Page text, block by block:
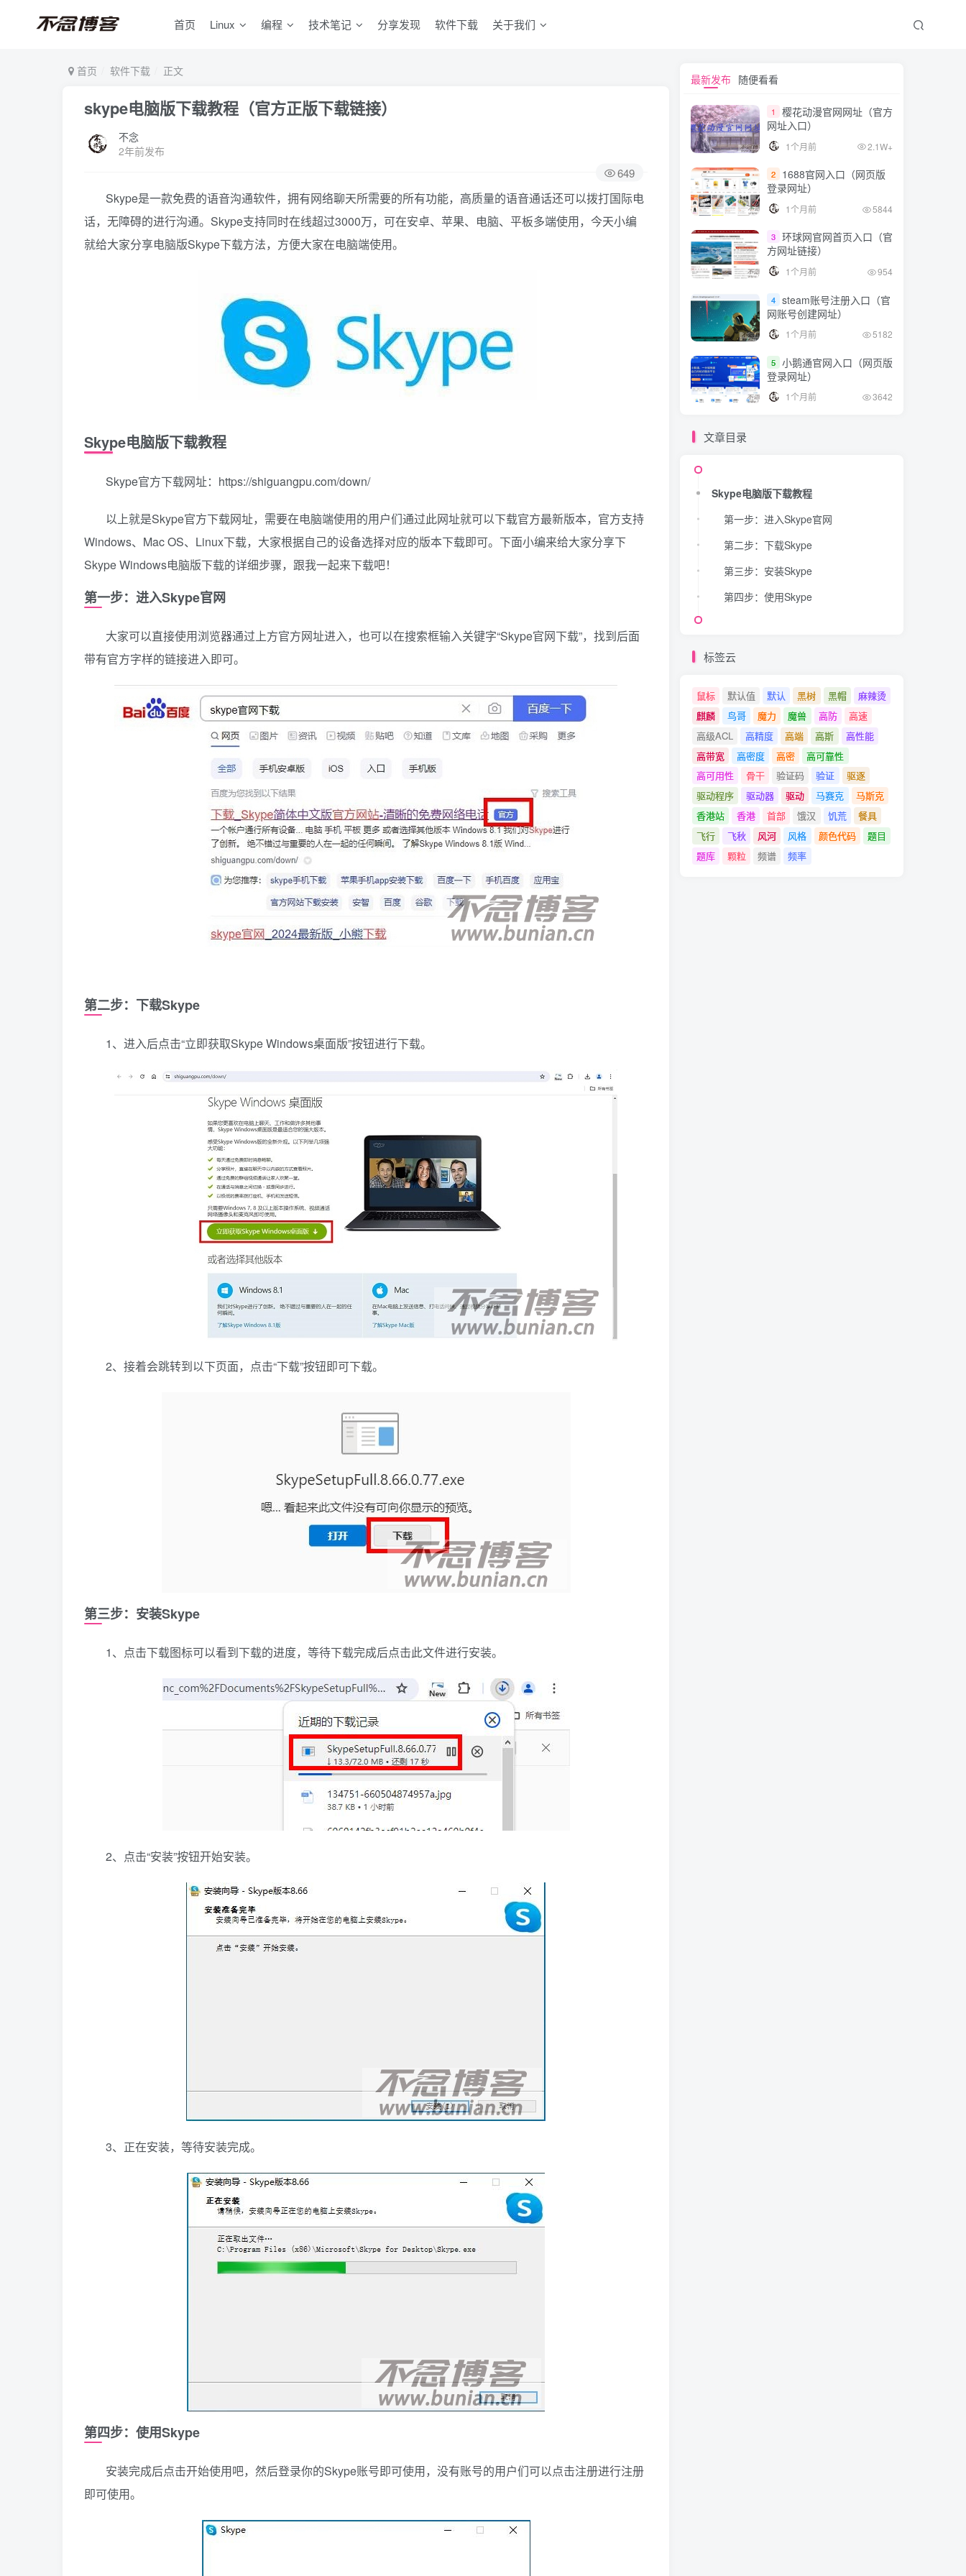
首页 Linux 编程 技术笔记 分享发现 软件下载 关于我们
首页 软件下载 正文
skype电脑版下载教程（官方正版下载链接）
不念
2年前发布
649
Skype是一款免费的语音沟通软件，拥有网络聊天所需要的所有功能，高质量的语音通话还可以拨打国际电
话，无障碍的进行沟通。Skype支持同时在线超过3000万，可在安卓、苹果、电脑、平板多端使用，今天小编
就给大家分享电脑版Skype下载方法，方便大家在电脑端使用。
Skype电脑版下载教程
Skype官方下载网址：https://shiguangpu.com/down/
以上就是Skype官方下载网址，需要在电脑端使用的用户们通过此网址就可以下载官方最新版本，官方支持
Windows、Mac OS、Linux下载，大家根据自己的设备选择对应的版本下载即可。下面小编来给大家分享下
Skype Windows电脑版下载的详细步骤，跟我一起来下载吧！
第一步：进入Skype官网
大家可以直接使用浏览器通过上方官方网址进入，也可以在搜索框输入关键字“Skype官网下载”，找到后面
带有官方字样的链接进入即可。
第二步：下载Skype
1、进入后点击“立即获取Skype Windows桌面版”按钮进行下载。
2、接着会跳转到以下页面，点击“下载”按钮即可下载。
第三步：安装Skype
1、点击下载图标可以看到下载的进度，等待下载完成后点击此文件进行安装。
2、点击“安装”按钮开始安装。
3、正在安装，等待安装完成。
第四步：使用Skype
安装完成后点击开始使用吧，然后登录你的Skype账号即可使用，没有账号的用户们可以点击注册进行注册
即可使用。
Skype电脑版下载教程
第一步：进入Skype官网
第二步：下载Skype
第三步：安装Skype
第四步：使用Skype
最新发布 随便看看
1
樱花动漫官网网址（官方
网址入口）
1个月前 2.1W+
2
1688官网入口（网页版
登录网址）
1个月前 5844
3 环球网官网首页入口（官
方网址链接）
1个月前 954
4 steam账号注册入口（官
网账号创建网址）
1个月前 5182
5 小鹅通官网入口（网页版
登录网址）
1个月前 3642
文章目录
Skype电脑版下载教程
第一步：进入Skype官网
第二步：下载Skype
第三步：安装Skype
第四步：使用Skype
标签云
鼠标 默认值 默认 黑树 黑帽
麻辣烫
麒麟
鸟哥 魔力 魔兽 高防
高速
高级ACL
高精度 高端 高斯
高性能
高带宽
高密度 高密
高可靠性
高可用性
骨干 验证码 验证
驱逐
驱动程序
驱动器 驱动 马赛克
马斯克
香港站
香港 首部 饿汉 饥荒
餐具
飞行
飞秋 风河 风格 颜色代码
题目
题库
颗粒 频谱 频率